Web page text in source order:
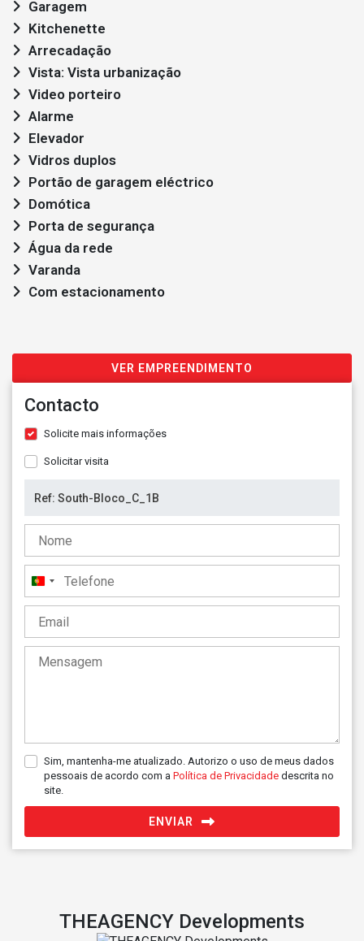
Garagem
Kitchenette
Arrecadação
Vista: Vista urbanização
Video porteiro
Alarme
Elevador
Vidros duplos
Portão de garagem eléctrico
Domótica
Porta de segurança
Água da rede
Varanda
Com estacionamento
VER EMPREENDIMENTO
Contacto
Solicite mais informações
Solicitar visita
Portugal
+351
Sim, mantenha-me atualizado. Autorizo o uso de meus dados
pessoais de acordo com a Política de Privacidade descrita no
site.
ENVIAR
THEAGENCY Developments